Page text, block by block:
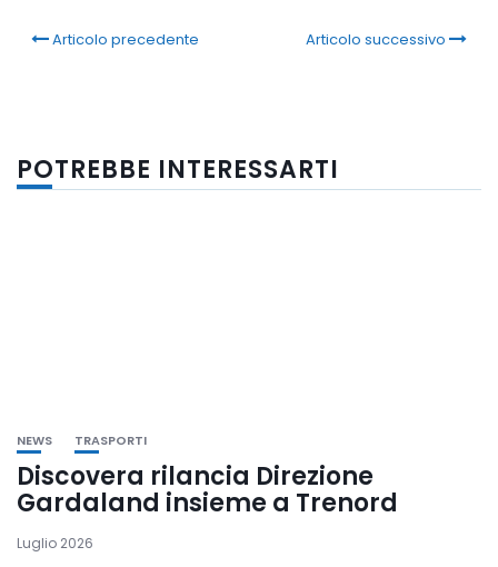
Articolo precedente Articolo successivo
POTREBBE INTERESSARTI
NEWS TRASPORTI
Discovera rilancia Direzione
Gardaland insieme a Trenord
Luglio 2026